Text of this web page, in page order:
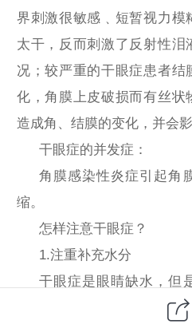
界刺激很敏感﹑短暂视力模
太干，反而刺激了反射性泪
况；较严重的干眼症患者结
化，角膜上皮破损而有丝状
造成角、结膜的变化，并会影
干眼症的并发症：
角膜感染性炎症引起角
缩。
怎样注意干眼症？
1.注重补充水分
干眼症是眼睛缺水，但
钟，所以想要减少干眼症的